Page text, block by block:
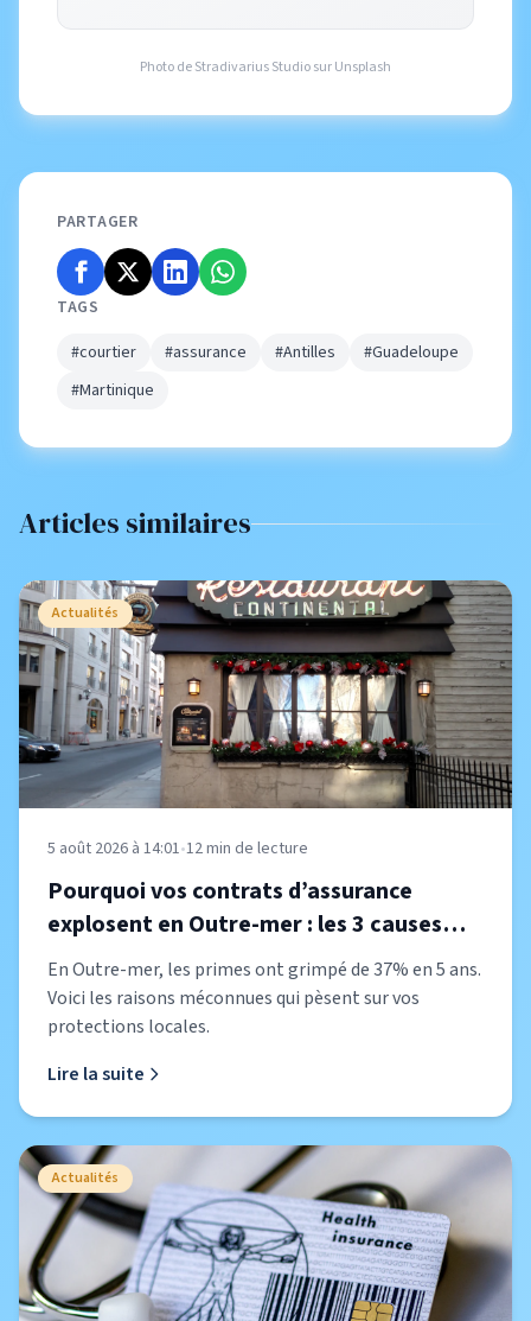
Photo deStradivarius StudiosurUnsplash
PARTAGER
TAGS
#courtier
#assurance #Antilles
#Guadeloupe
#Martinique
Articles similaires
Actualités
5 août 2026 à 14:01•12min de lecture
Pourquoi vos contrats d’assurance
explosent en Outre-mer : les 3 causes
cachées révélées
En Outre-mer, les primes ont grimpé de 37% en 5 ans.
Voici les raisons méconnues qui pèsent sur vos
protections locales.
Lire la suite
Actualités